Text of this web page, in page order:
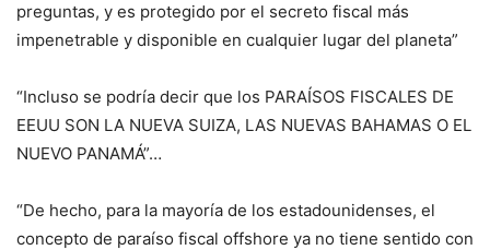
preguntas, y es protegido por el secreto fiscal más
impenetrable y disponible en cualquier lugar del planeta”
“Incluso se podría decir que los PARAÍSOS FISCALES DE
EEUU SON LA NUEVA SUIZA, LAS NUEVAS BAHAMAS O EL
NUEVO PANAMÁ”…
“De hecho, para la mayoría de los estadounidenses, el
concepto de paraíso fiscal offshore ya no tiene sentido con